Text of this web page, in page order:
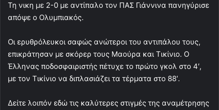
Τη νικη με 2-0 με αντίπαλο τον ΠΑΣ Γιάννινα πανηγύρισε
απόψε ο Ολυμπιακός.
Οι ερυθρόλευκοι σαφώς ανώτεροι του αντιπάλου τους,
επικράτησαν με σκόρερ τους Μαούρα και Τικίνιο. Ο
Έλληνας ποδοσφαιριστής πέτυχε το πρώτο γκολ στο 4′,
με τον Τικίνιο να διπλασιάζει τα τέρματα στο 88′.
Δείτε λοιπόν εδώ τις καλύτερες στιγμές της αναμέτρησης